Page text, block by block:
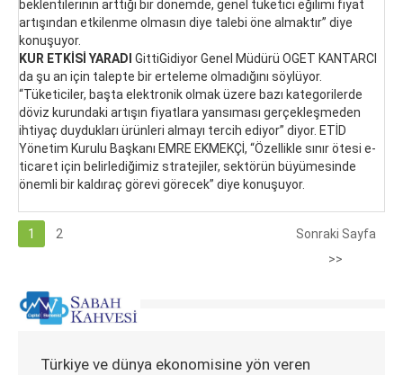
beklentilerinin arttığı bir dönemde, genel tüketici eğilimi fiyat
artışından etkilenme olmasın diye talebi öne almaktır” diye
konuşuyor.
KUR ETKİSİ YARADI GittiGidiyor Genel Müdürü OGET KANTARCI
da şu an için talepte bir erteleme olmadığını söylüyor.
“Tüketiciler, başta elektronik olmak üzere bazı kategorilerde
döviz kurundaki artışın fiyatlara yansıması gerçekleşmeden
ihtiyaç duydukları ürünleri almayı tercih ediyor” diyor. ETİD
Yönetim Kurulu Başkanı EMRE EKMEKÇİ, “Özellikle sınır ötesi e-
ticaret için belirlediğimiz stratejiler, sektörün büyümesinde
önemli bir kaldıraç görevi görecek” diye konuşuyor.
1 2
Sonraki Sayfa
>>
Türkiye ve dünya ekonomisine yön veren